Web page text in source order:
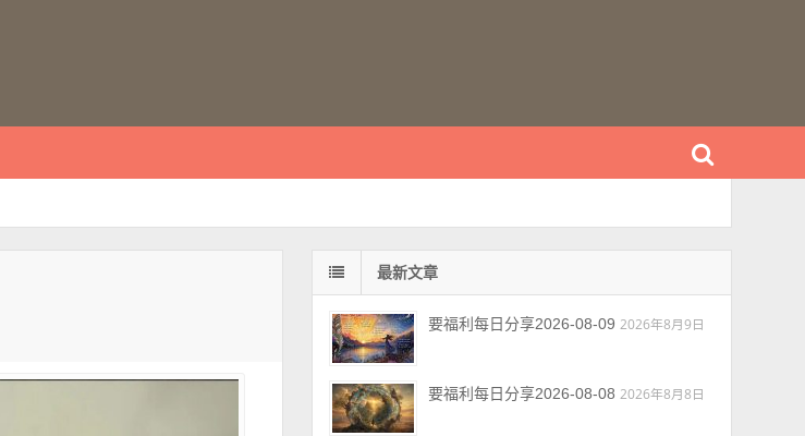
最新文章
要福利每日分享2026-08-09 2026年8月9日
要福利每日分享2026-08-08 2026年8月8日